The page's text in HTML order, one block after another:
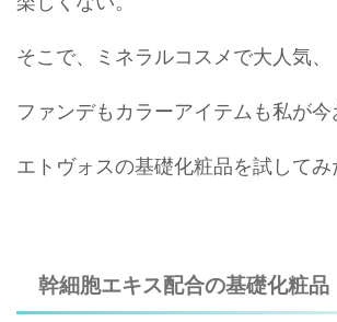
そこで、ミネラルコスメで大人気、
ファンデもカラーアイテムも私が
エトヴォスの基礎化粧品を試してみ
幹細胞エキス配合の基礎化粧品